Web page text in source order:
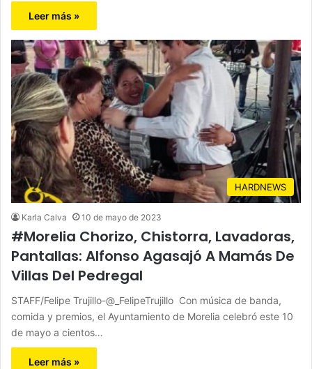
Leer más »
HARDNEWS
Karla Calva 10 de mayo de 2023
#Morelia Chorizo, Chistorra, Lavadoras,
Pantallas: Alfonso Agasajó A Mamás De
Villas Del Pedregal
STAFF/Felipe Trujillo-@_FelipeTrujillo Con música de banda,
comida y premios, el Ayuntamiento de Morelia celebró este 10
de mayo a cientos…
Leer más »